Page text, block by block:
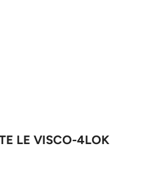
LE VISCO-4LOK